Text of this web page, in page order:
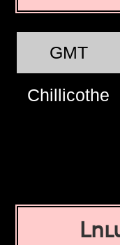
GMT
Chillicothe